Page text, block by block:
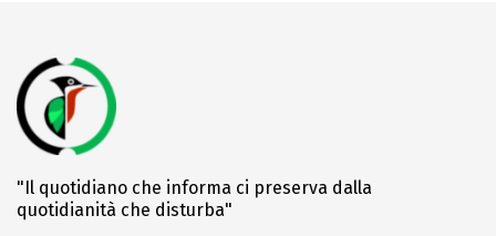
"Il quotidiano che informa ci preserva dalla
quotidianità che disturba"